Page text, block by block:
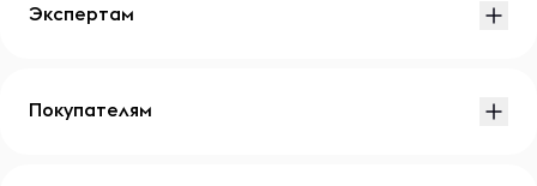
Экспертам
Покупателям